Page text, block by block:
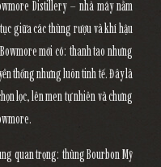
Distillery – nhà máy nằm
giữa các thùng rượu và khí hậu
mới có: thanh tao nhưng
thống nhưng luôn tinh tế. Đây là
lọc, lên men tự nhiên và chưng
quan trọng:thùng Bourbon Mỹ